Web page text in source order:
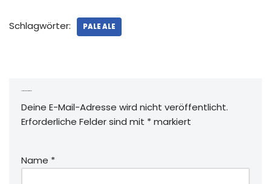
Schlagwörter: PALE ALE
Deine E-Mail-Adresse wird nicht veröffentlicht.
Erforderliche Felder sind mit *markiert
Name *